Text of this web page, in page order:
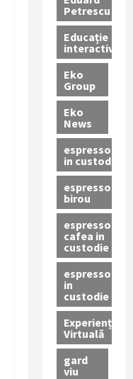
Petrescu
Educație
interactivă
Eko
Group
Eko
News
espressoare
in custodie
espressor
birou
espressor
cafea in
custodie
espressor
in
custodie
Experiență
Virtuală
gard
viu